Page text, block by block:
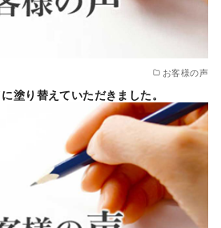
お客様の声
塗り替えていただきました。